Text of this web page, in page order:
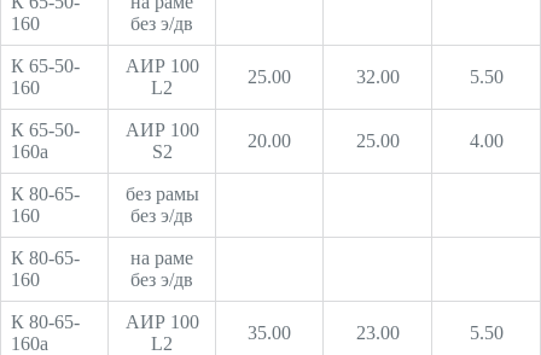
160
без э/дв
К 65-50-
160
АИР 100
L2
25.00 32.00 5.50
К 65-50-
160а
АИР 100
S2
20.00 25.00 4.00
К 80-65-
160
без рамы
без э/дв
К 80-65-
160
на раме
без э/дв
К 80-65-
160а
АИР 100
L2
35.00 23.00 5.50